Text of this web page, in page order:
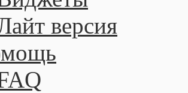
версия